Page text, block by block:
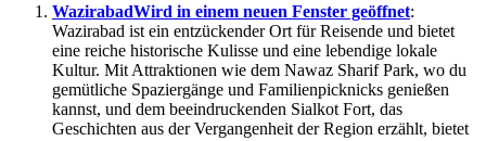
WazirabadWird in einem neuen Fenster geöffnet:
Wazirabad ist ein entzückender Ort für Reisende und bietet
eine reiche historische Kulisse und eine lebendige lokale
Kultur. Mit Attraktionen wie dem Nawaz Sharif Park, wo du
gemütliche Spaziergänge und Familienpicknicks genießen
kannst, und dem beeindruckenden Sialkot Fort, das
Geschichten aus der Vergangenheit der Region erzählt, bietet